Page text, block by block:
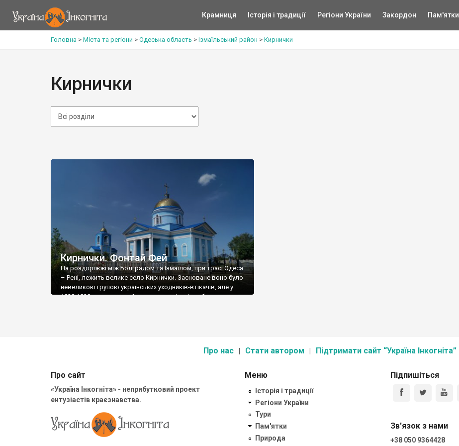
Крамниця Історія і традиції Регіони України Закордон Пам'ятки
Головна > Міста та регіони > Одеська область > Ізмаїльський район > Кирнички
Кирнички
Кирнички. Фонтай Фей
На роздоріжжі між Болградом та Ізмаїлом, при трасі Одеса
– Рені, лежить велике село Кирнички. Засноване воно було
невеликою групою українських уходників-втікачів, але у
1828-1830 рр. сюди прийшла значна кількість болгарських
Про нас Стати автором Підтримати сайт “Україна Інкогніта”
Про сайт
«Україна Інкогніта» - неприбутковий проект
ентузіастів краєзнавства.
Меню
Історія і традиції
Регіони України
Тури
Пам'ятки
Природа
Підпишіться
Зв'язок з нами
+38 050 9364428